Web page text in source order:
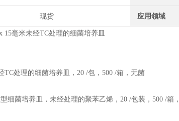
现货 应用领域
15毫米未经TC处理的细菌培养皿
TC处理的细菌培养皿，20 /包，500 /箱，无菌
细菌培养皿，未经处理的聚苯乙烯，20 /包装，500 /箱